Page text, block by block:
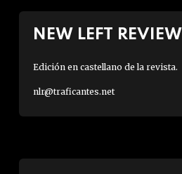
NEW LEFT REVIEW
Edición en castellano de la revista.
nlr@traficantes.net